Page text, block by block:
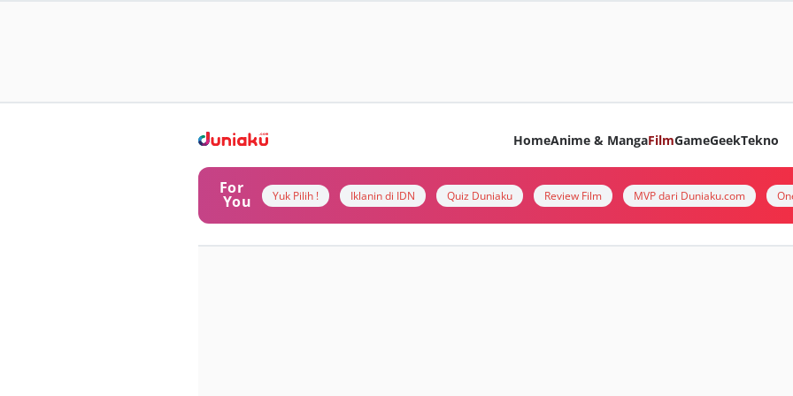
HomeAnime & MangaFilmGameGeekTekno
For
You Yuk Pilih ! Iklanin di IDN Quiz Duniaku Review Film MVP dari Duniaku.com